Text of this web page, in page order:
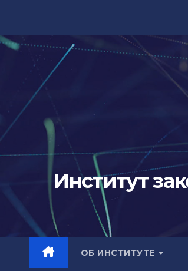
содержимому
Институт
ОБ ИНСТИТУТЕ